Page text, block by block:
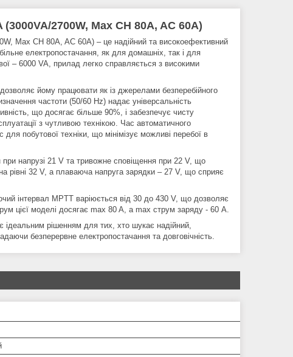
2700W, Max CH 80A, AC 60A)
Max CH 80A, AC 60A) – це надійний та високоефективний
електропостачання, як для домашніх, так і для
– 6000 VA, прилад легко справляється з високими
йому працювати як із джерелами безперебійного
частоти (50/60 Hz) надає універсальність
що досягає більше 90%, і забезпечує чисту
з чутливою технікою. Час автоматичного
побутової техніки, що мінімізує можливі перебої в
напрузі 21 V та тривожне сповіщення при 22 V, що
рівні 32 V, а плаваюча напруга зарядки – 27 V, що сприяє
інтервал MPTT варіюється від 30 до 430 V, що дозволяє
цієї моделі досягає max 80 A, а max струм заряду - 60 A.
рішенням для тих, хто шукає надійний,
безперервне електропостачання та довговічність.